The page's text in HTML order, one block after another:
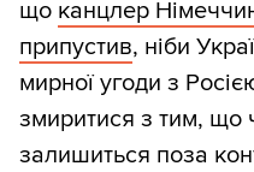
що канцлер
припустив, ніби
мирної угоди з
змиритися з тим, що
залишиться поза